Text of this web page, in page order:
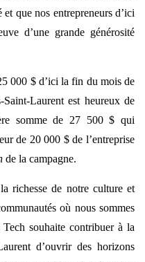
que nos entrepreneurs d’ici
d’une grande générosité
000 $ d’ici la fin du mois de
Laurent est heureux de
somme de 27 500 $ qui
de 20 000 $ de l’entreprise
de la campagne.
richesse de notre culture et
où nous sommes
souhaite contribuer à la
d’ouvrir des horizons